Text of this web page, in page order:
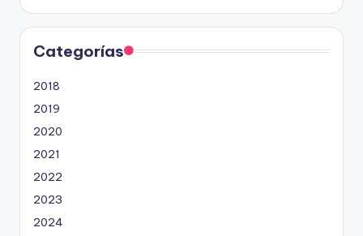
Categorías
2018
2019
2020
2021
2022
2023
2024